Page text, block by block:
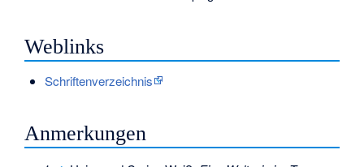
Weblinks
Schriftenverzeichnis
Anmerkungen